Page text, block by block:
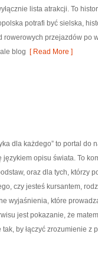
lista atrakcji. To
potrafi być sielska,
przejazdów po
blog [ Read More ]
dla każdego” to portal do
językiem opisu świata. To
oraz dla tych, którzy
czy jesteś kursantem,
wyjaśnienia, które
jest pokazanie, że
by łączyć zrozumienie z